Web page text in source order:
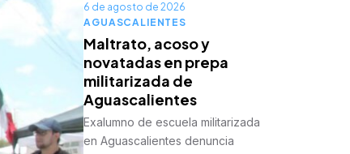
6 de agosto de 2026
AGUASCALIENTES
Maltrato, acoso y
novatadas en prepa
militarizada de
Aguascalientes
Exalumno de escuela militarizada
en Aguascalientes denuncia